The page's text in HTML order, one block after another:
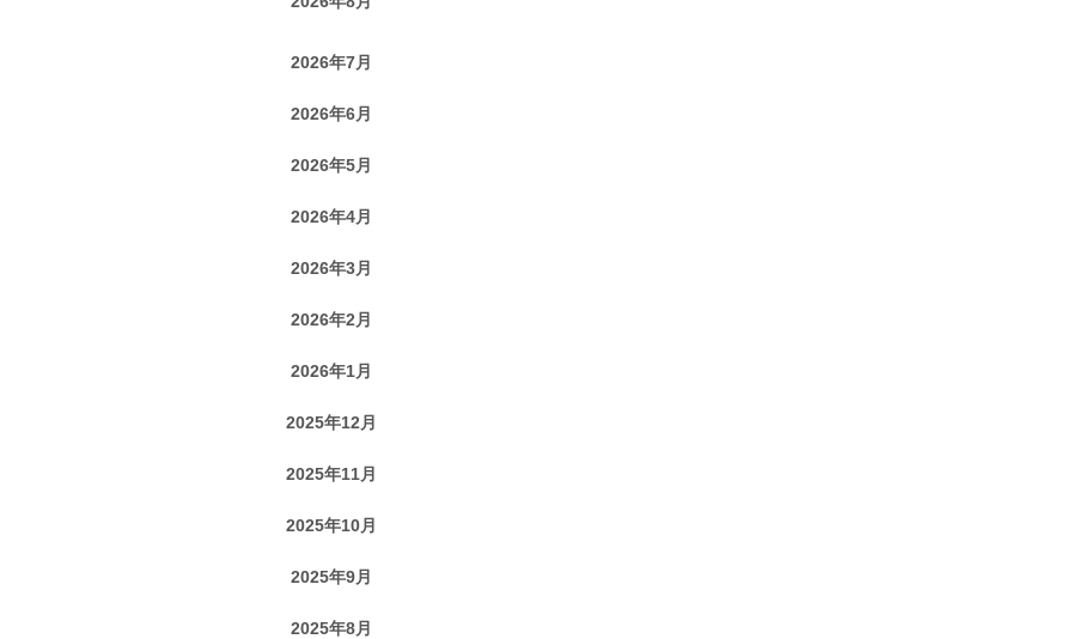
2026年7月
2026年6月
2026年5月
2026年4月
2026年3月
2026年2月
2026年1月
2025年12月
2025年11月
2025年10月
2025年9月
2025年8月